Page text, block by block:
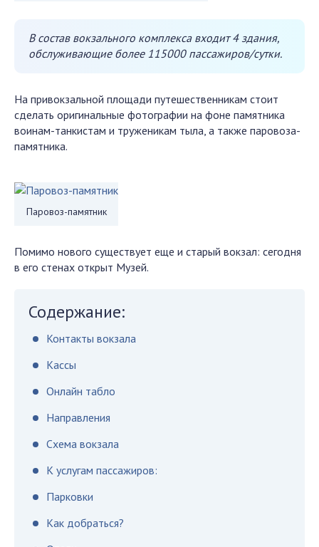
В состав вокзального комплекса входит 4 здания,
обслуживающие более 115000 пассажиров/сутки.
На привокзальной площади путешественникам стоит
сделать оригинальные фотографии на фоне памятника
воинам-танкистам и труженикам тыла, а также паровоза-
памятника.
Паровоз-памятник
Помимо нового существует еще и старый вокзал: сегодня
в его стенах открыт Музей.
Содержание:
Контакты вокзала
Кассы
Онлайн табло
Направления
Схема вокзала
К услугам пассажиров:
Парковки
Как добраться?